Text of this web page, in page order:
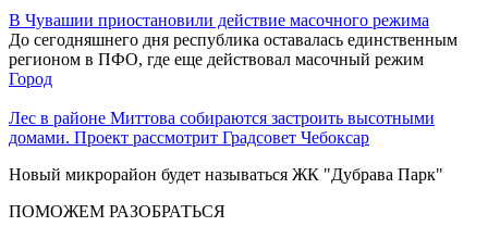
В Чувашии приостановили действие масочного режима
До сегодняшнего дня республика оставалась единственным
регионом в ПФО, где еще действовал масочный режим
Город
Лес в районе Миттова собираются застроить высотными
домами. Проект рассмотрит Градсовет Чебоксар
Новый микрорайон будет называться ЖК "Дубрава Парк"
ПОМОЖЕМ РАЗОБРАТЬСЯ